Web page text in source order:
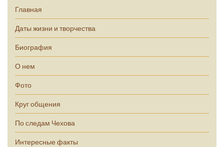
Главная
Даты жизни и творчества
Биография
О нем
Фото
Круг общения
По следам Чехова
Интересные факты